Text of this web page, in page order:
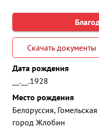
Скачать документы
Дата рождения
__.__.1928
Место рождения
Белоруссия,
город Жлобин